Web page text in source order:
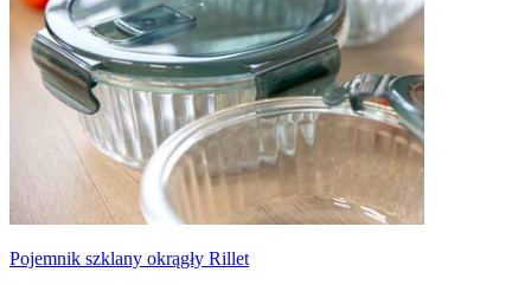
Pojemnik szklany okrągły Rillet